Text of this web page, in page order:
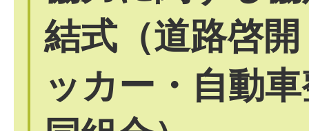
結式（道路啓
ッカー・自動